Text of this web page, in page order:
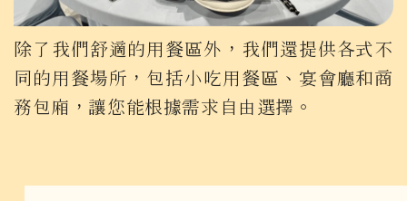
除了我們舒適的用餐區外，我們還提供各式不
同的用餐場所，包括小吃用餐區、宴會廳和商
務包廂，讓您能根據需求自由選擇。